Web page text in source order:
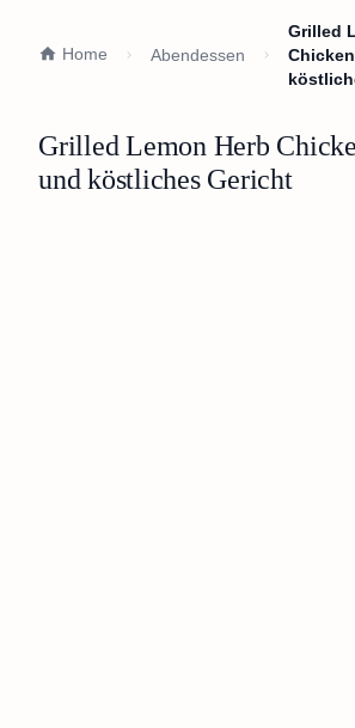
Home Abendessen
Grilled
Grilled Lemon Herb
und köstliches Gericht